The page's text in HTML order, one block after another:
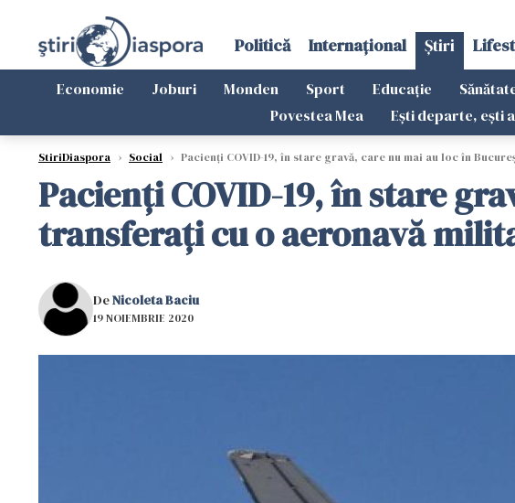
Politică Internațional Știri
Economie Joburi Monden Sport Educație
Povestea Mea
Ești departe, ești
StiriDiaspora › Social › Pacienți COVID-19, în stare gravă, care nu mai au loc în
Pacienți COVID-19, în stare
transferați cu o aeronavă
DeNicoleta Baciu
19 NOIEMBRIE 2020